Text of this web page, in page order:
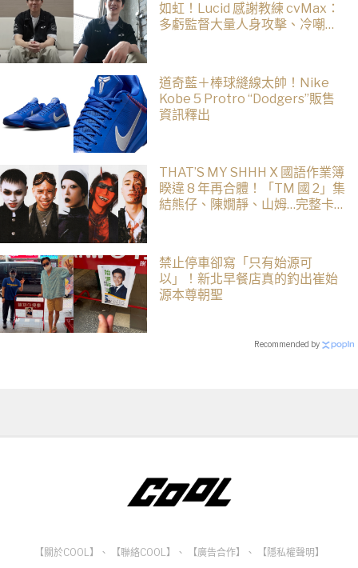
如虹！Lucid 感謝教練 cvMax：
多虧監督大量人身攻擊、冷嘲熱
道奇藍＋棒球縫線太帥！Nike
Kobe 5 Protro “Dodgers”販售
資訊釋出
THAT’S MY SHHH X 國語作業簿
睽違 8 年再合體！「TM 國 2」集
結熊仔、陳嫺靜、山姆…完整卡
禁止停車卻寫「只有始源可
以」！新北早餐店真的釣出崔始
源本尊朝聖
Recommended by
【關於COOL】 、 【聯絡COOL】 、 【廣告合作】 、 【隱私權聲明】